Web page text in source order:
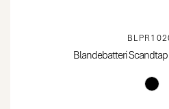
Blandebatteri